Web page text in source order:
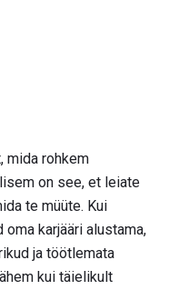
mida rohkem
on see, et leiate
te müüte. Kui
karjääri alustama,
ja töötlemata
kui täielikult